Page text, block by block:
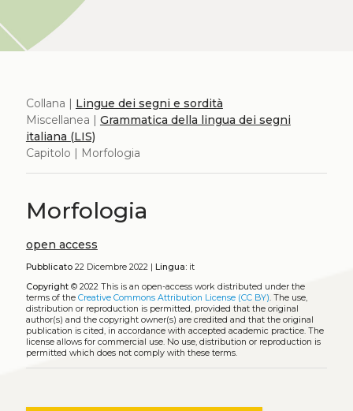
Collana | Lingue dei segni e sordità
Miscellanea | Grammatica della lingua dei segni
italiana (LIS)
Capitolo | Morfologia
Morfologia
open access
Pubblicato22 Dicembre 2022 | Lingua:it
Copyright© 2022 This is an open-access work distributed under the
terms of the Creative Commons Attribution License (CC BY). The use,
distribution or reproduction is permitted, provided that the original
author(s) and the copyright owner(s) are credited and that the original
publication is cited, in accordance with accepted academic practice. The
license allows for commercial use. No use, distribution or reproduction is
permitted which does not comply with these terms.